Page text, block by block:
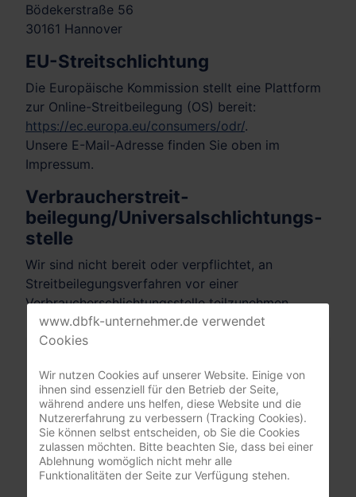
Bödekerstraße 56
30161 Hannover
EU-Streitschlichtung
Die Europäische Kommission stellt eine Plattform
zur Online-Streitbeilegung (OS) bereit:
https://ec.europa.eu/consumers/odr/.
Unsere E-Mail-Adresse finden Sie oben im
Impressum.
Verbraucher­streit­
beilegung/Universal­schlichtungs­
stelle
Wir sind nicht bereit oder verpflichtet, an
Streitbeilegungsverfahren vor einer
Verbraucherschlichtungsstelle teilzunehmen.
nur registrierte Pflegeunternehmer:innen
(DBfK Nordwest + Südost)
Benutzername
www.dbfk-unternehmer.de verwendet
Cookies
Wir nutzen Cookies auf unserer Website. Einige von
ihnen sind essenziell für den Betrieb der Seite,
während andere uns helfen, diese Website und die
Nutzererfahrung zu verbessern (Tracking Cookies).
Sie können selbst entscheiden, ob Sie die Cookies
zulassen möchten. Bitte beachten Sie, dass bei einer
Ablehnung womöglich nicht mehr alle
Funktionalitäten der Seite zur Verfügung stehen.